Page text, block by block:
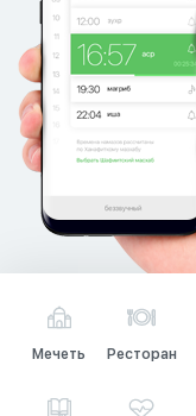
Мечеть Ресторан